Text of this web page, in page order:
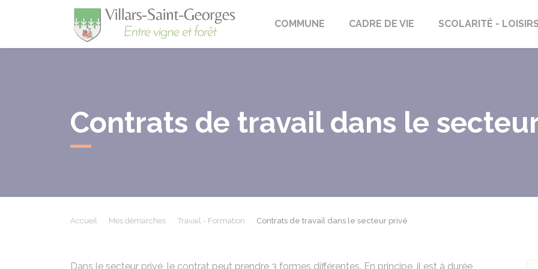
Villars-Saint-Georges
COMMUNE CADRE DE VIE SCOLARITÉ -
Contrats de travail dans le
Accueil Mes démarches Travail - Formation Contrats de travail dans le secteur privé
Dans le secteur privé, le contrat peut prendre 3 formes différentes. En principe, il est à durée